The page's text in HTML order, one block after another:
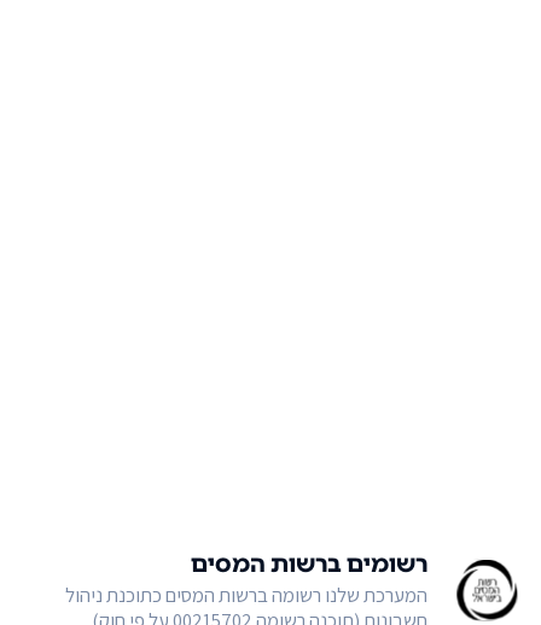
רשומים ברשות המסים
המערכת שלנו רשומה ברשות המסים כתוכנת ניהול